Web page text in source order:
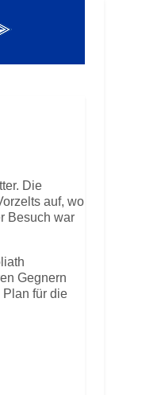
Die
auf, wo
Besuch war
Gegnern
Plan für die